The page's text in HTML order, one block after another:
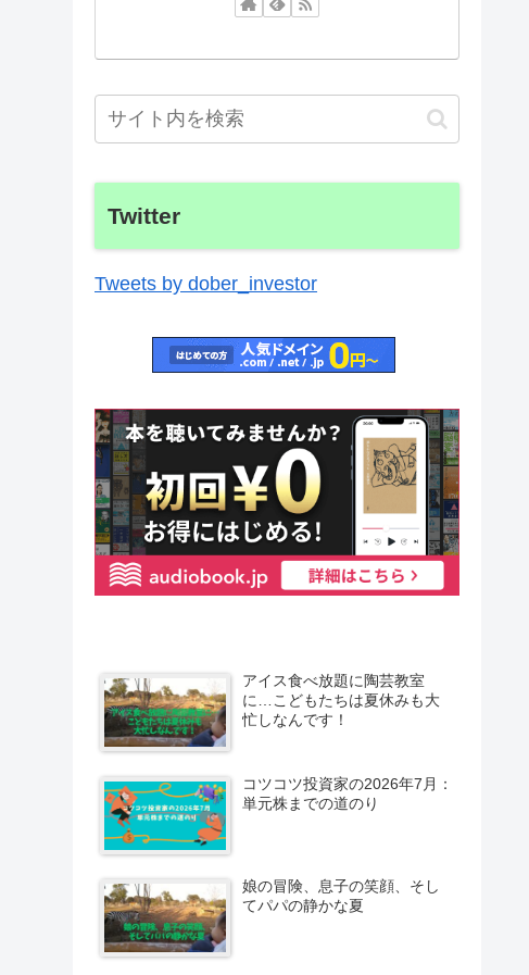
Twitter
Tweets by dober_investor
アイス食べ放題に陶芸教室
に…こどもたちは夏休みも大
忙しなんです！
コツコツ投資家の2026年7月：
単元株までの道のり
娘の冒険、息子の笑顔、そし
てパパの静かな夏